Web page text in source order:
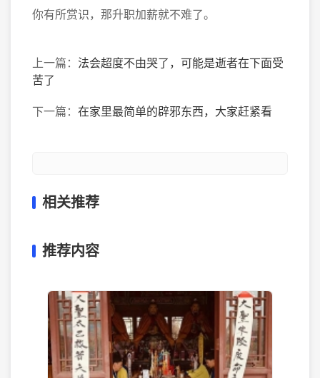
你有所赏识，那升职加薪就不难了。
上一篇： 法会超度不由哭了，可能是逝者在下面受
苦了
下一篇： 在家里最简单的辟邪东西，大家赶紧看
相关推荐
推荐内容